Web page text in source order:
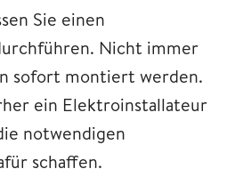
Sie einen
Nicht immer
sofort montiert werden.
ein Elektroinstallateur
notwendigen
schaffen.